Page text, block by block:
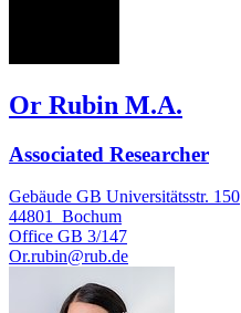
Or Rubin M.A.
Associated Researcher
Gebäude GB Universitätsstr. 150
44801 Bochum
Office GB 3/147
Or.rubin@rub.de